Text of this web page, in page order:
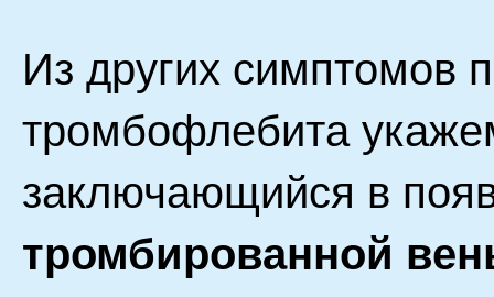
Из других симптомов
тромбофлебита
заключающийся в
тромбированной